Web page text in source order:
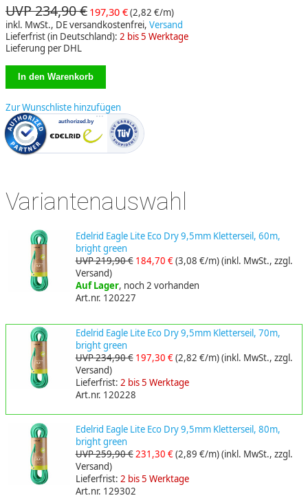
UVP 234,90 € 197,30 €(2,82 €/m)
inkl. MwSt., DE versandkostenfrei, Versand
Lieferfrist (in Deutschland): 2 bis 5 Werktage
Lieferung per DHL
Zur Wunschliste hinzufügen
Variantenauswahl
Edelrid Eagle Lite Eco Dry 9,5mm Kletterseil, 60m,
bright green
UVP 219,90 € 184,70 €(3,08 €/m)(inkl. MwSt., zzgl.
Versand)
Auf Lager, noch 2 vorhanden
Art.nr. 120227
Edelrid Eagle Lite Eco Dry 9,5mm Kletterseil, 70m,
bright green
UVP 234,90 € 197,30 €(2,82 €/m)(inkl. MwSt., zzgl.
Versand)
Lieferfrist: 2 bis 5 Werktage
Art.nr. 120228
Edelrid Eagle Lite Eco Dry 9,5mm Kletterseil, 80m,
bright green
UVP 259,90 €231,30 €(2,89 €/m)(inkl. MwSt., zzgl.
Versand)
Lieferfrist: 2 bis 5 Werktage
Art.nr. 129302